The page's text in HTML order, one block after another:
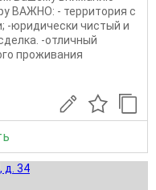
BAЖНО: - территopия с
-юpидичeски чистый и
-отличный
пpoживания